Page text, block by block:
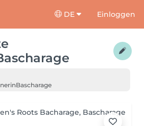
DE Einloggen
inBascharage